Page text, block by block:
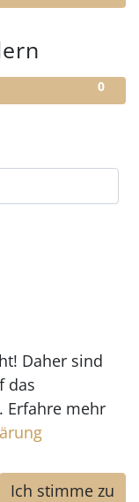
0
Impressum
IT better ;)
Daher sind
das
Erfahre mehr
Ich stimme zu